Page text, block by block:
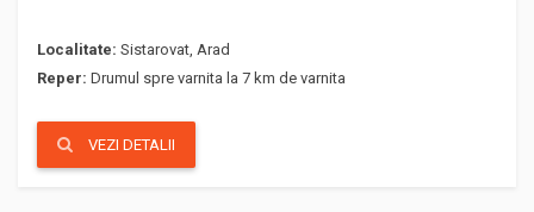
Localitate: Sistarovat, Arad
Reper: Drumul spre varnita la 7 km de varnita
VEZI DETALII